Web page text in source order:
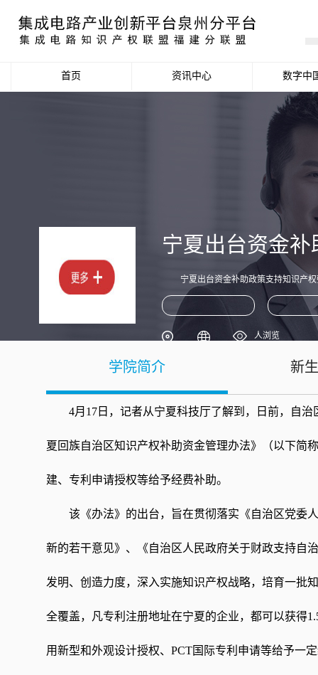
首页 资讯中心
项目申报信息
数字中
宁夏出台资金
宁夏出台资金补助政策支持知识产
人浏览
学院简介 新
4月17日，记者从宁夏科技厅了解到，日前，自
夏回族自治区知识产权补助资金管理办法》（以下简
建、专利申请授权等给予经费补助。
该《办法》的出台，旨在贯彻落实《自治区党委
新的若干意见》、《自治区人民政府关于财政支持自
发明、创造力度，深入实施知识产权战略，培育一批
全覆盖，凡专利注册地址在宁夏的企业，都可以获得
用新型和外观设计授权、PCT国际专利申请等给予一